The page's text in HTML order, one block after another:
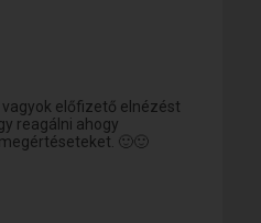
vagyok előfizető elnézést
reagálni ahogy
🙂🙂